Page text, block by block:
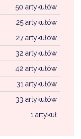
50 artykułów
25 artykułów
27 artykułów
32 artykułów
42 artykułów
31 artykułów
33 artykułów
1 artykuł